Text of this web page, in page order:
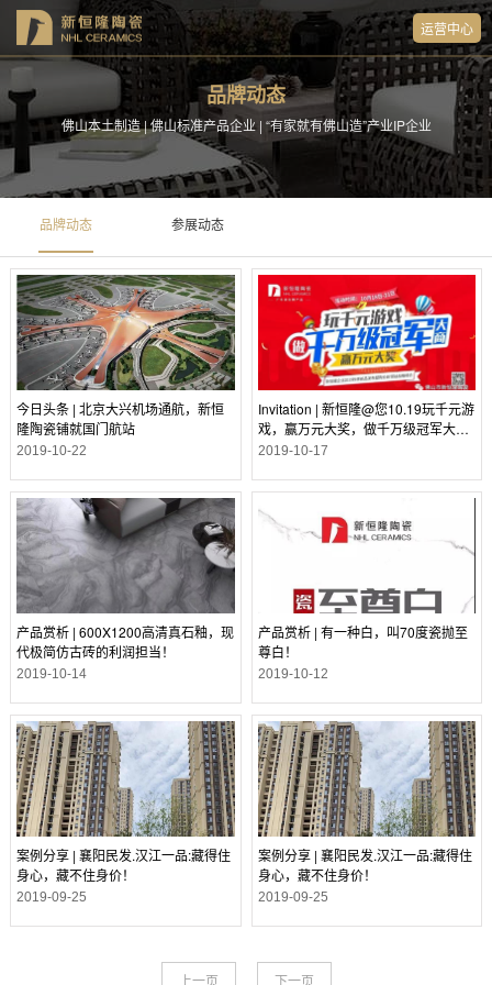
运营中心
品牌动态
佛山本土制造 | 佛山标准产品企业 | “有家就有佛山造”产业IP企业
品牌动态 参展动态
今日头条 | 北京大兴机场通航，新恒
隆陶瓷铺就国门航站
2019-10-22
Invitation | 新恒隆@您10.19玩千元游
戏，赢万元大奖，做千万级冠军大
商！
2019-10-17
产品赏析 | 600X1200高清真石釉，现
代极简仿古砖的利润担当！
2019-10-14
产品赏析 | 有一种白，叫70度瓷抛至
尊白！
2019-10-12
案例分享 | 襄阳民发.汉江一品:藏得住
身心，藏不住身价！
2019-09-25
案例分享 | 襄阳民发.汉江一品:藏得住
身心，藏不住身价！
2019-09-25
上一页 下一页